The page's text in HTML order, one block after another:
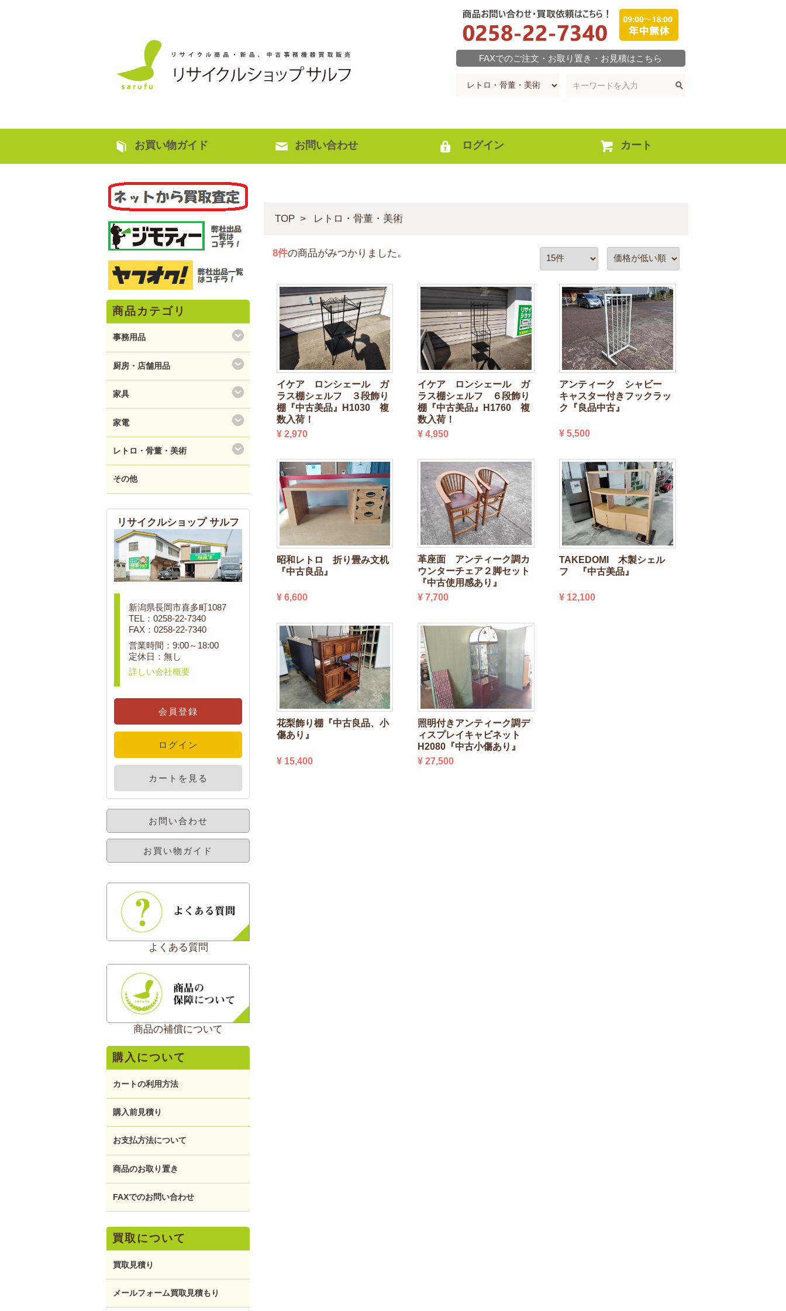
FAXでのご注文・お取り置き・お見積はこちら
お買い物ガイド お問い合わせ ログイン カート
TOP レトロ・骨董・美術
8件の商品がみつかりました。
イケア ロンシェール ガ
ラス棚シェルフ ３段飾り
棚『中古美品』H1030 複
数入荷！
¥ 2,970
イケア ロンシェール ガ
ラス棚シェルフ ６段飾り
棚『中古美品』H1760 複
数入荷！
¥ 4,950
アンティーク シャビー
キャスター付きフックラッ
ク『良品中古』
¥ 5,500
昭和レトロ 折り畳み文机
『中古良品』
¥ 6,600
革座面 アンティーク調カ
ウンターチェア２脚セット
『中古使用感あり』
¥ 7,700
TAKEDOMI 木製シェル
フ 『中古美品』
¥ 12,100
花梨飾り棚『中古良品、小
傷あり』
¥ 15,400
照明付きアンティーク調デ
ィスプレイキャビネット
H2080『中古小傷あり』
¥ 27,500
商品カテゴリ
事務用品
厨房・店舗用品
家具
家電
レトロ・骨董・美術
その他
リサイクルショップ サルフ
新潟県長岡市喜多町1087
TEL：0258-22-7340
FAX：0258-22-7340
営業時間：9:00～18:00
定休日：無し
詳しい会社概要
会員登録
ログイン
カートを見る
お問い合わせ
お買い物ガイド
よくある質問
商品の補償について
購入について
カートの利用方法
購入前見積り
お支払方法について
商品のお取り置き
FAXでのお問い合わせ
買取について
買取見積り
メールフォーム買取見積もり